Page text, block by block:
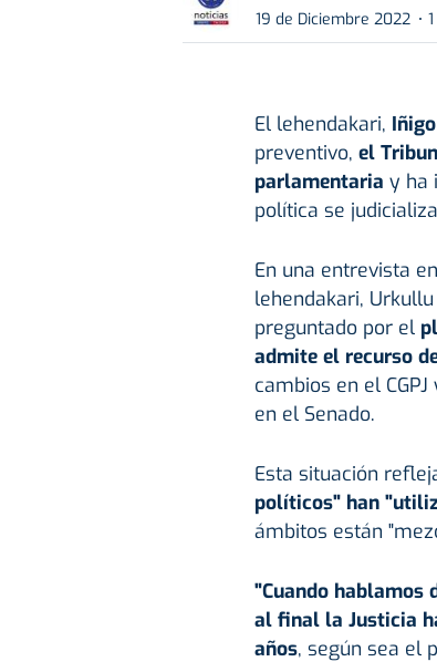
19 de Diciembre 2022
El lehendakari,
preventivo, el
parlamentaria y ha
política se
En una entrevista
lehendakari,
preguntado por el
admite el recurso
cambios en el
en el Senado.
Esta situación
políticos" han
ámbitos están
"Cuando hablamos
al final la Justicia
años, según sea el